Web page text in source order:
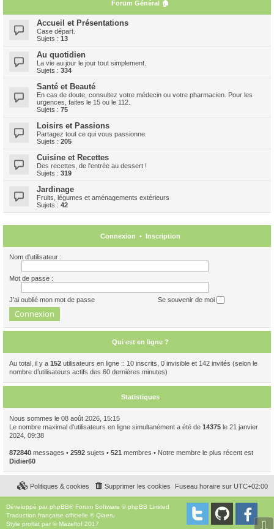
Forum Général 🏠
Accueil et Présentations
Case départ.
Sujets : 13
Au quotidien
La vie au jour le jour tout simplement.
Sujets : 334
Santé et Beauté
En cas de doute, consultez votre médecin ou votre pharmacien. Pour les
urgences, faites le 15 ou le 112.
Sujets : 75
Loisirs et Passions
Partagez tout ce qui vous passionne.
Sujets : 205
Cuisine et Recettes
Des recettes, de l'entrée au dessert !
Sujets : 319
Jardinage
Fruits, légumes et aménagements extérieurs
Sujets : 42
Connexion • Inscription
Nom d’utilisateur :
Mot de passe :
J’ai oublié mon mot de passe Se souvenir de moi
Qui est en ligne ?
Au total, il y a 152 utilisateurs en ligne :: 10 inscrits, 0 invisible et 142 invités (selon le
nombre d’utilisateurs actifs des 60 dernières minutes)
Statistiques
Nous sommes le 08 août 2026, 15:15
Le nombre maximal d’utilisateurs en ligne simultanément a été de 14375 le 21 janvier
2024, 09:38
872840 messages • 2592 sujets • 521 membres • Notre membre le plus récent est
Didier60
Fuseau horaire sur UTC+02:00
Supprimer les cookies
Politiques & cookies
Développé par phpBB® Forum Software © phpBB Limited
Traduction française officielle ©Qiaeru
Style proflat par © Mazeltof 2017